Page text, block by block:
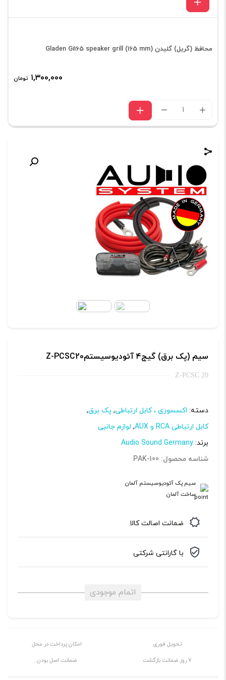
محافظ (گریل) گلیدن Gladen Gi165 speaker grill (165 mm)
۱,۳۰۰,۰۰۰ تومان
محافظ
(گریل)
speaker
grill
(165
mm)
عدد
سیم (پک برق) گیج۴ آئودیوسیستمZ-PCSC20
Z-PCSC 20
دسته: اکسسوری ، کابل ارتباطی, پک برق,
کابل ارتباطی RCA و AUX
, لوازم جانبی
برند: Audio Sound Germany
شناسه محصول: PAK-100
سیم پک آئودیوسیستم آلمان
ساخت آلمان
ضمانت اصالت کالا
با گارانتی شرکتی
اتمام موجودی
تحویل فوری
امکان پرداخت در محل
7 روز ضمانت بازگشت
ضمانت اصل بودن